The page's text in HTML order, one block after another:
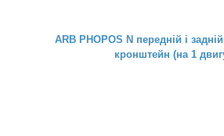
ARB PHOPOS N передній і
кронштейн (на 1